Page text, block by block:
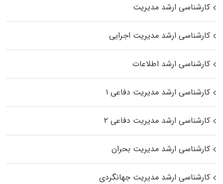
کارشناسی ارشد مدیریت
کارشناسی ارشد مدیریت اجرایی
کارشناسی ارشد اطلاعات
کارشناسی ارشد مدیریت دفاعی ۱
کارشناسی ارشد مدیریت دفاعی ۲
کارشناسی ارشد مدیریت بحران
کارشناسی ارشد مدیریت جهانگردی